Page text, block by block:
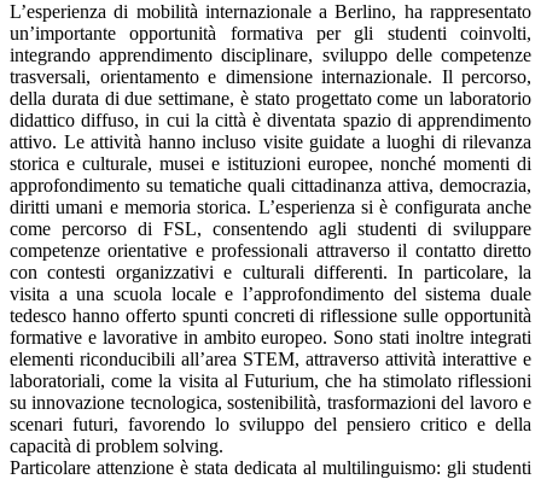
L’esperienza di mobilità internazionale a Berlino, ha rappresentato
un’importante opportunità formativa per gli studenti coinvolti,
integrando apprendimento disciplinare, sviluppo delle competenze
trasversali, orientamento e dimensione internazionale. Il percorso,
della durata di due settimane, è stato progettato come un laboratorio
didattico diffuso, in cui la città è diventata spazio di apprendimento
attivo. Le attività hanno incluso visite guidate a luoghi di rilevanza
storica e culturale, musei e istituzioni europee, nonché momenti di
approfondimento su tematiche quali cittadinanza attiva, democrazia,
diritti umani e memoria storica. L’esperienza si è configurata anche
come percorso di FSL, consentendo agli studenti di sviluppare
competenze orientative e professionali attraverso il contatto diretto
con contesti organizzativi e culturali differenti. In particolare, la
visita a una scuola locale e l’approfondimento del sistema duale
tedesco hanno offerto spunti concreti di riflessione sulle opportunità
formative e lavorative in ambito europeo. Sono stati inoltre integrati
elementi riconducibili all’area STEM, attraverso attività interattive e
laboratoriali, come la visita al Futurium, che ha stimolato riflessioni
su innovazione tecnologica, sostenibilità, trasformazioni del lavoro e
scenari futuri, favorendo lo sviluppo del pensiero critico e della
capacità di problem solving.
Particolare attenzione è stata dedicata al multilinguismo: gli studenti